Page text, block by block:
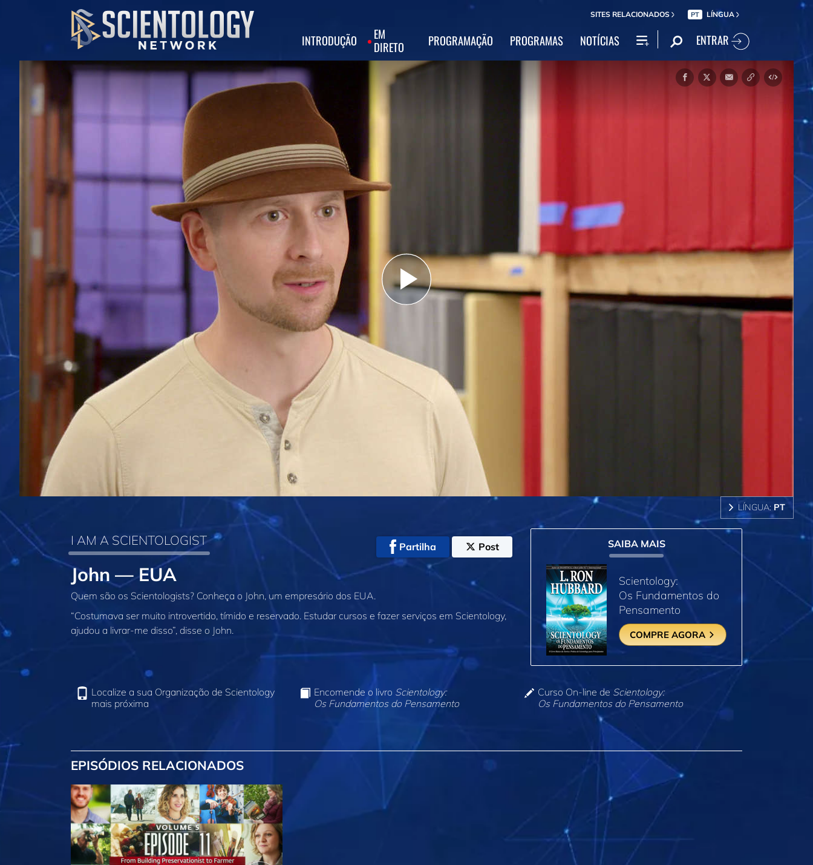
SITES RELACIONADOS PT LÍNGUA
INTRODUÇÃO
EM
DIRETO
PROGRAMAÇÃO PROGRAMAS NOTÍCIAS ENTRAR
Play
Video
LÍNGUA: PT
I AM A SCIENTOLOGIST Partilha Post
John — EUA
Quem são os Scientologists? Conheça o John, um empresário dos EUA.
“Costumava ser muito introvertido, tímido e reservado. Estudar cursos e fazer serviços em Scientology,
ajudou a livrar‑me disso”, disse o John.
SAIBA MAIS
Scientology:
Os Fundamentos do
Pensamento
COMPRE AGORA
Localize a sua Organização de Scientology
mais próxima
Encomende o livro Scientology:
Os Fundamentos do Pensamento
Curso On‑line de Scientology:
Os Fundamentos do Pensamento
EPISÓDIOS RELACIONADOS